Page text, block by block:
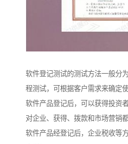
软件登记测试的测试方法一般分
程测试，可根据客户需求来确定
软件产品登记后，可以获得投资
对企业、获得、拨款和市场营销
软件产品经登记后，企业税收等